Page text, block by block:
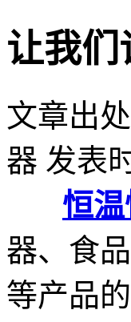
让我们
文章出
器 发表
恒
器、食
等产品